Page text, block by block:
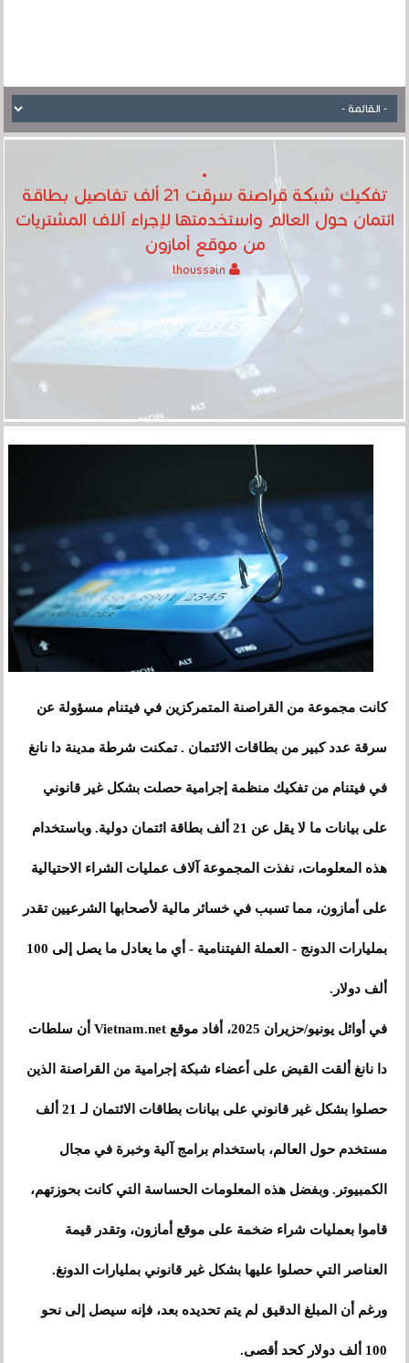
تفكيك شبكة قراصنة سرقت 21 ألف تفاصيل بطاقة
ائتمان حول العالم واستخدمتها لإجراء آلاف المشتريات
من موقع أمازون
كانت مجموعة من القراصنة المتمركزين في فيتنام مسؤولة عن
سرقة عدد كبير من بطاقات الائتمان . تمكنت شرطة مدينة دا نانغ
في فيتنام من تفكيك منظمة إجرامية حصلت بشكل غير قانوني
على بيانات ما لا يقل عن 21 ألف بطاقة ائتمان دولية. وباستخدام
هذه المعلومات، نفذت المجموعة آلاف عمليات الشراء الاحتيالية
على أمازون، مما تسبب في خسائر مالية لأصحابها الشرعيين تقدر
بمليارات الدونج - العملة الفيتنامية - أي ما يعادل ما يصل إلى 100
ألف دولار.
في أوائل يونيو/حزيران 2025، أفاد موقع Vietnam.net أن سلطات
دا نانغ ألقت القبض على أعضاء شبكة إجرامية من القراصنة الذين
حصلوا بشكل غير قانوني على بيانات بطاقات الائتمان لـ 21 ألف
مستخدم حول العالم، باستخدام برامج آلية وخبرة في مجال
الكمبيوتر. وبفضل هذه المعلومات الحساسة التي كانت بحوزتهم،
قاموا بعمليات شراء ضخمة على موقع أمازون، وتقدر قيمة
العناصر التي حصلوا عليها بشكل غير قانوني بمليارات الدونغ.
ورغم أن المبلغ الدقيق لم يتم تحديده بعد، فإنه سيصل إلى نحو
100 ألف دولار كحد أقصى.